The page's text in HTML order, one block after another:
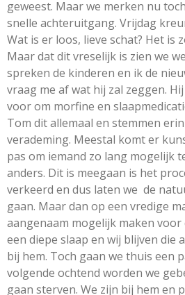
geweest. Maar we merken nu
snelle achteruitgang. Vrijdag
Wat is er loos, lieve schat? Het is
Maar dat dit vreselijk is zien we
spreken de kinderen en ik de
vraag me af wat hij zal zeggen.
voor om morfine en
Tom dit allemaal en stemmen
verademing. Meestal komt er
pas om iemand zo lang mogelijk
anders. Dit is meegaan is het
verkeerd en dus laten we de
gaan. Maar dan op een vredige
aangenaam mogelijk maken
een diepe slaap en wij blijven die
bij hem. Toch gaan we thuis een
volgende ochtend worden we
gaan sterven. We zijn bij hem en